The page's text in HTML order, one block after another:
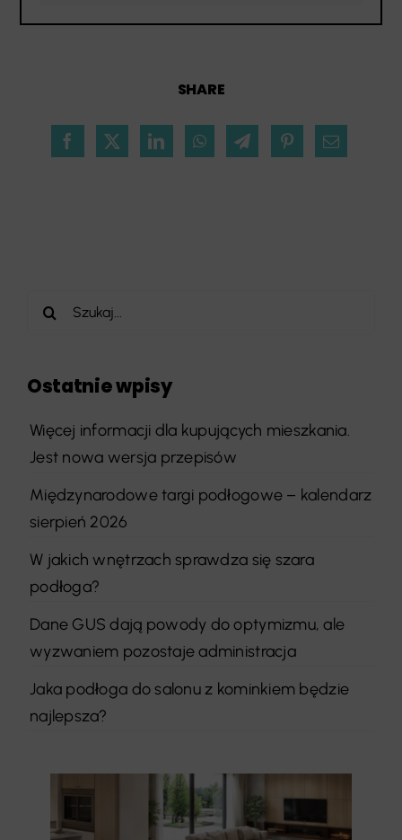
SHARE
Szukaj
Ostatnie wpisy
Więcej informacji dla kupujących mieszkania.
Jest nowa wersja przepisów
Międzynarodowe targi podłogowe – kalendarz
sierpień 2026
W jakich wnętrzach sprawdza się szara
podłoga?
Dane GUS dają powody do optymizmu, ale
wyzwaniem pozostaje administracja
Jaka podłoga do salonu z kominkiem będzie
najlepsza?